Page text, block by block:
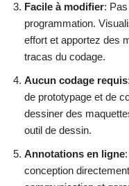
Facile à modifier:
programmation.
effort et apportez des
tracas du codage.
Aucun codage requis
de prototypage et de
dessiner des
outil de dessin.
Annotations en ligne
conception